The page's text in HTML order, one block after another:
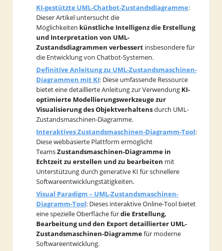
KI-gestützte UML-Chatbot-Zustandsdiagramme:
Dieser Artikel untersucht die
Möglichkeiten künstliche Intelligenz die Erstellung
und Interpretation von UML-
Zustandsdiagrammen verbessert insbesondere für
die Entwicklung von Chatbot-Systemen.
Definitive Anleitung zu UML-Zustandsmaschinen-
Diagrammen mit KI: Diese umfassende Ressource
bietet eine detaillierte Anleitung zur Verwendung KI-
optimierte Modellierungswerkzeuge zur
Visualisierung des Objektverhaltensdurch UML-
Zustandsmaschinen-Diagramme.
Interaktives Zustandsmaschinen-Diagramm-Tool:
Diese webbasierte Plattform ermöglicht
TeamsZustandsmaschinen-Diagramme in
Echtzeit zu erstellen und zu bearbeiten mit
Unterstützung durch generative KI für schnellere
Softwareentwicklungstätigkeiten.
Visual Paradigm – UML-Zustandsmaschinen-
Diagramm-Tool: Dieses interaktive Online-Tool bietet
eine spezielle Oberfläche fürdie Erstellung,
Bearbeitung und den Export detaillierter UML-
Zustandsmaschinen-Diagrammefür moderne
Softwareentwicklung.